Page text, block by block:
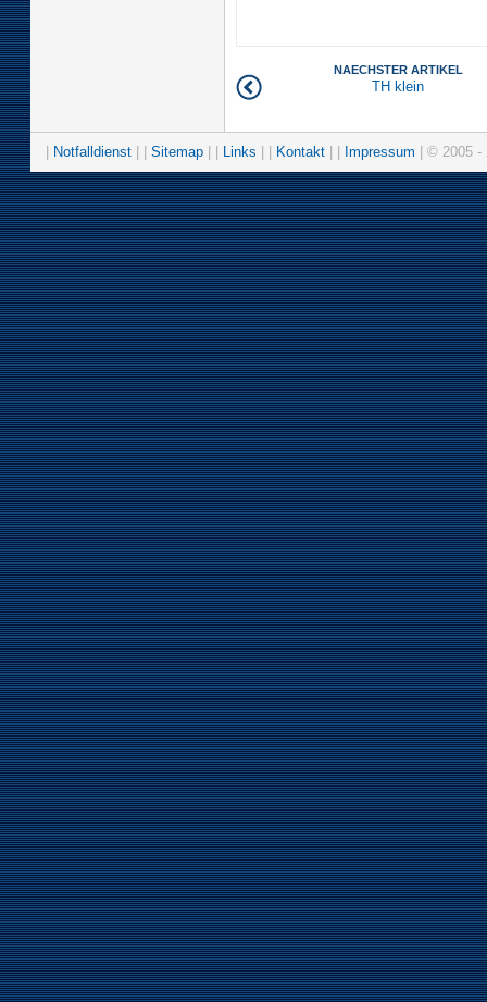
NAECHSTER ARTIKEL
TH klein
Notfalldienst Sitemap Links Kontakt Impressum | © 2005 -